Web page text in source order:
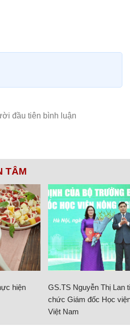
TÂM
hiện
GS.TS Nguyễn Thị Lan
chức Giám đốc Học
Việt Nam